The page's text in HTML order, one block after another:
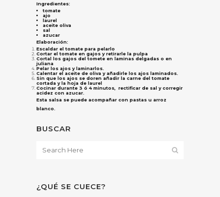
Ingredientes:
tomate
ajo
laurel
aceite oliva
sal
azucar
Elaboración:
Escaldar el tomate para pelarlo
Cortar el tomate en gajos y retirarle la pulpa
Cortal los gajos del tomete en laminas delgadas o en
juliana
Pelar los ajos y laminarlos.
Calentar el aceite de oliva y añadirle los ajos laminados.
Sin que los ajos se doren añadir la carne del tomate
cortada y la hoja de laurel
Cocinar durante 3 ó 4 minutos, rectificar de sal y corregir
acidez con azucar.
Esta salsa se puede acompañar con pastas u arroz
blanco.
BUSCAR
¿QUÉ SE CUECE?